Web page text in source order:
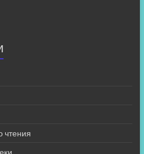
чтения